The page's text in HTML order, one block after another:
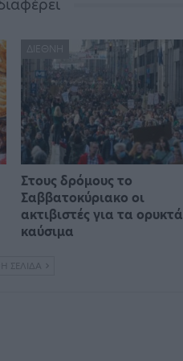
ΔΙΕΘΝΉ
Στους δρόμους το
Σαββατοκύριακο οι
ακτιβιστές για τα ορυκτά
καύσιμα
ΣΕΛΊΔΑ